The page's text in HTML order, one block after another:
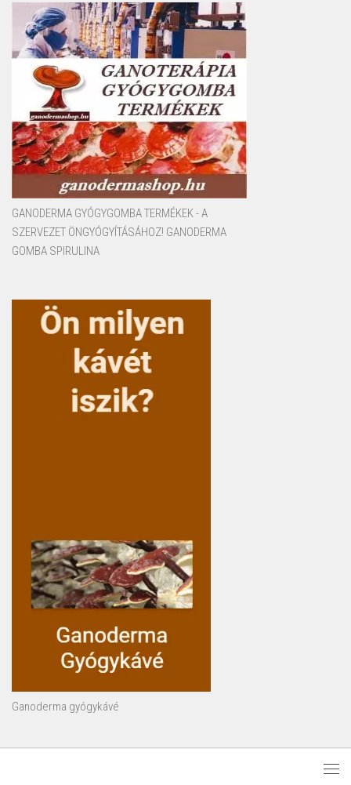
GANODERMA GYÓGYGOMBA TERMÉKEK - A
SZERVEZET ÖNGYÓGYÍTÁSÁHOZ! GANODERMA
GOMBA SPIRULINA
Ganoderma gyógykávé